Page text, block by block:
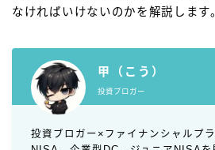
なければいけないのかを解説します
甲（こう）
投資ブロガー
投資ブロガー×ファイナンシャルプ